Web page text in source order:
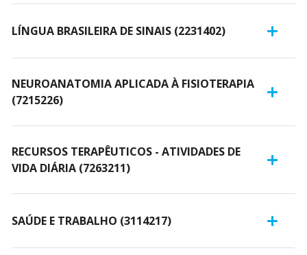
LÍNGUA BRASILEIRA DE SINAIS (2231402)
NEUROANATOMIA APLICADA À FISIOTERAPIA
(7215226)
RECURSOS TERAPÊUTICOS - ATIVIDADES DE
VIDA DIÁRIA (7263211)
SAÚDE E TRABALHO (3114217)